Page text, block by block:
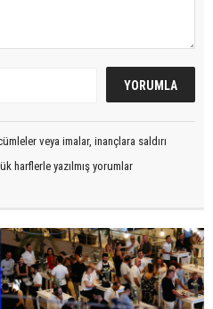
veya imalar, inançlara saldırı
harflerle yazılmış yorumlar